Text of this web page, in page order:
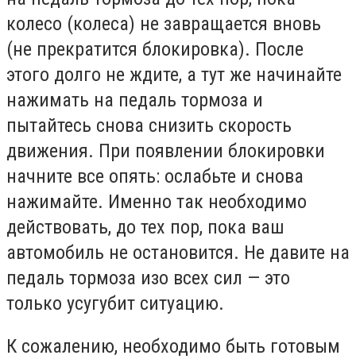
колесо (колеса) не завращается вновь
(не прекратится блокировка). После
этого долго не ждите, а тут же начинайте
нажимать на педаль тормоза и
пытайтесь снова снизить скорость
движения. При появлении блокировки
начните все опять: ослабьте и снова
нажимайте. Именно так необходимо
действовать, до тех пор, пока ваш
автомобиль не остановится. Не давите на
педаль тормоза изо всех сил — это
только усугубит ситуацию.
К сожалению, необходимо быть готовым